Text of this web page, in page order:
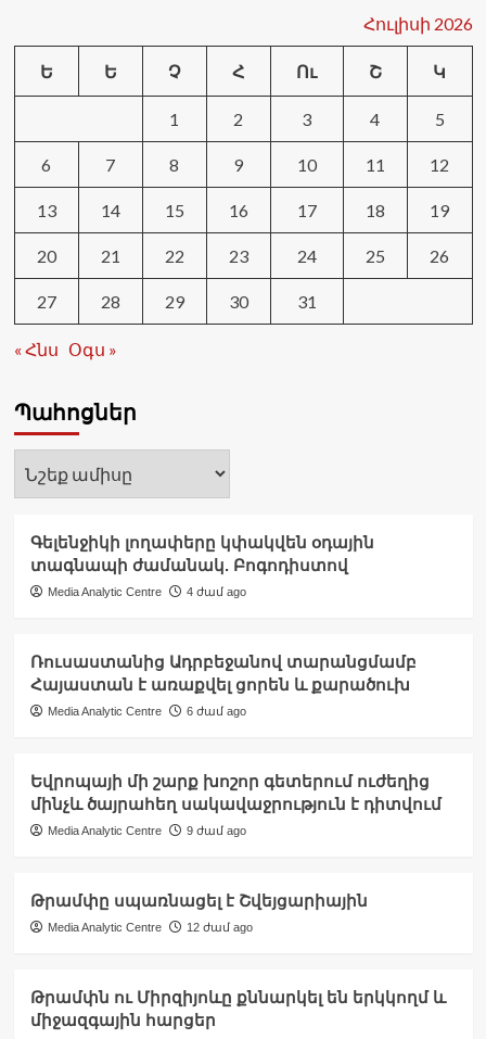
Հուլիսի 2026
Ե Ե Չ Հ Ու Շ Կ
1 2 3 4 5
6 7 8 9 10 11 12
13 14 15 16 17 18 19
20 21 22 23 24 25 26
27 28 29 30 31
« Հնս Օգս »
Պահոցներ
Պահոցներ
Գելենջիկի լողափերը կփակվեն օդային
տագնապի ժամանակ. Բոգոդիստով
Media Analytic Centre 4 ժամ ago
Ռուսաստանից Ադրբեջանով տարանցմամբ
Հայաստան է առաքվել ցորեն և քարածուխ
Media Analytic Centre 6 ժամ ago
Եվրոպայի մի շարք խոշոր գետերում ուժեղից
մինչև ծայրահեղ սակավաջրություն է դիտվում
Media Analytic Centre 9 ժամ ago
Թրամփը սպառնացել է Շվեյցարիային
Media Analytic Centre 12 ժամ ago
Թրամփն ու Միրզիյոևը քննարկել են երկկողմ և
միջազգային հարցեր